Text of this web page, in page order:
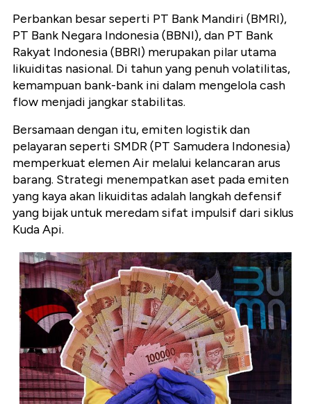
Perbankan besar seperti PT Bank Mandiri (BMRI),
PT Bank Negara Indonesia (BBNI), dan PT Bank
Rakyat Indonesia (BBRI) merupakan pilar utama
likuiditas nasional. Di tahun yang penuh volatilitas,
kemampuan bank-bank ini dalam mengelolacash
flow menjadi jangkar stabilitas.
Bersamaan dengan itu,emiten logistik dan
pelayaran seperti SMDR (PT Samudera Indonesia)
memperkuat elemen Air melalui kelancaran arus
barang. Strategi menempatkan aset pada emiten
yang kaya akan likuiditas adalah langkah defensif
yang bijak untuk meredam sifat impulsif dari siklus
Kuda Api.